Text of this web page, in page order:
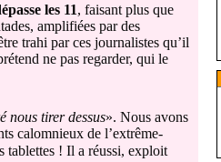
les 11, faisant plus que
amplifiées par des
trahi par ces journalistes qu’il
ne pas regarder, qui le
nous tirer dessus». Nous avons
calomnieux de l’extrême-
tablettes ! Il a réussi, exploit